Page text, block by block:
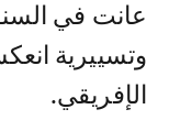
عانت في
وتسييرية
الإفريقي.